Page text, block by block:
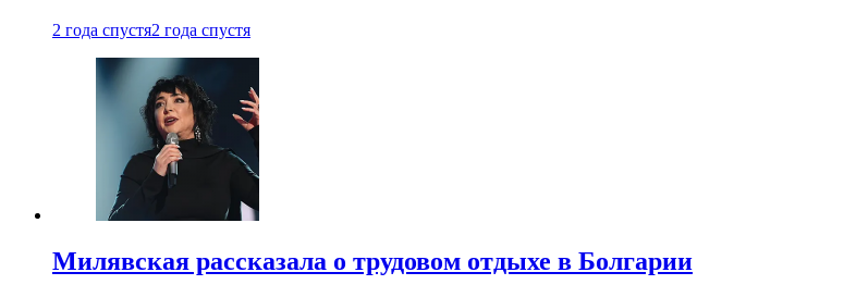
2 года спустя2 года спустя
Милявская рассказала о трудовом отдыхе в Болгарии